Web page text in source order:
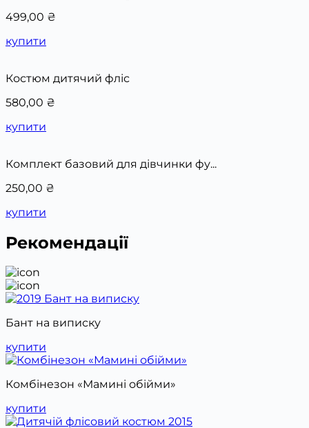
499,00 ₴
купити
Костюм дитячий фліс
580,00 ₴
купити
Комплект базовий для дівчинки фу...
250,00 ₴
купити
Рекомендації
Бант на виписку
купити
Комбінезон «Мамині обійми»
купити